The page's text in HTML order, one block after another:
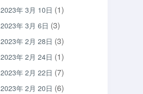
2023年 3月 10日 (1)
2023年 3月 6日 (3)
2023年 2月 28日 (3)
2023年 2月 24日 (1)
2023年 2月 22日 (7)
2023年 2月 20日 (6)